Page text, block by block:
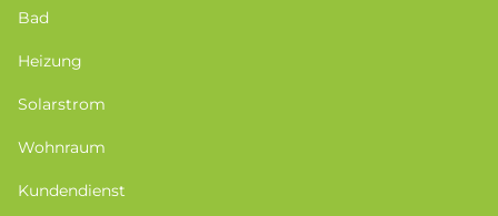
Bad
Heizung
Solarstrom
Wohnraum
Kundendienst